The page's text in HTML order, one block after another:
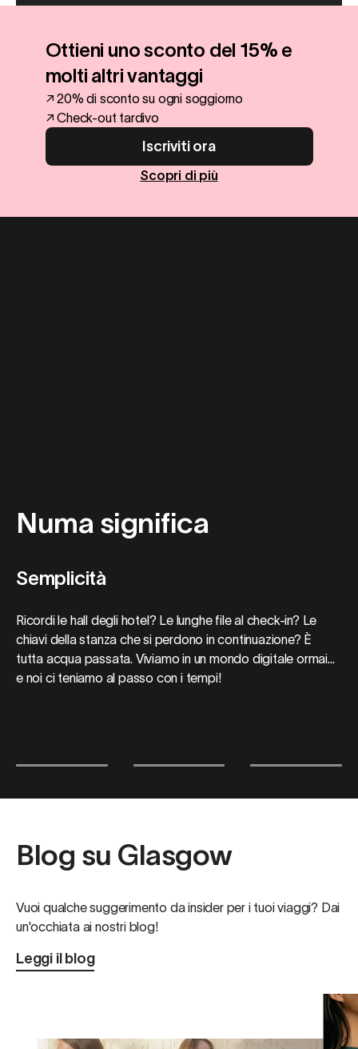
Ottieni uno sconto del 15% e
molti altri vantaggi
↗ 20% di sconto su ogni soggiorno
↗ Check-out tardivo
Iscriviti ora
Scopri di più
Numa significa
Semplicità
Ricordi le hall degli hotel? Le lunghe file al check-in? Le
chiavi della stanza che si perdono in continuazione? È
tutta acqua passata. Viviamo in un mondo digitale ormai...
e noi ci teniamo al passo con i tempi!
Blog su Glasgow
Vuoi qualche suggerimento da insider per i tuoi viaggi? Dai
un'occhiata ai nostri blog!
Leggi il blog